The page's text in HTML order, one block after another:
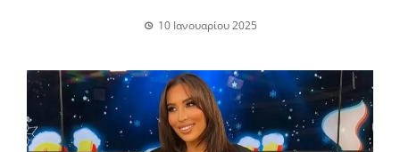
10 Ιανουαρίου 2025